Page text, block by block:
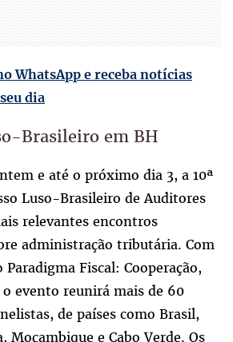
WhatsApp e receba notícias
dia
Brasileiro em BH
e até o próximo dia 3, a 10ª
Luso-Brasileiro de Auditores
relevantes encontros
administração tributária. Com
Fiscal: Cooperação,
evento reunirá mais de 60
de países como Brasil,
Moçambique e Cabo Verde. Os